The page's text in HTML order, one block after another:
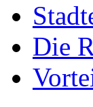
Die